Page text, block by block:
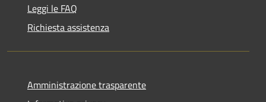
Leggi le FAQ
Richiesta assistenza
Amministrazione trasparente